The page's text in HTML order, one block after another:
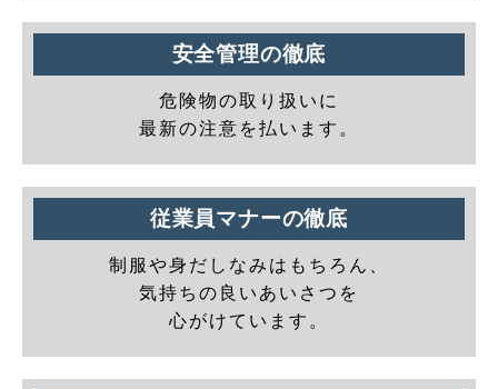
安全管理の徹底
危険物の取り扱いに
最新の注意を払います。
従業員マナーの徹底
制服や身だしなみはもちろん、
気持ちの良いあいさつを
心がけています。